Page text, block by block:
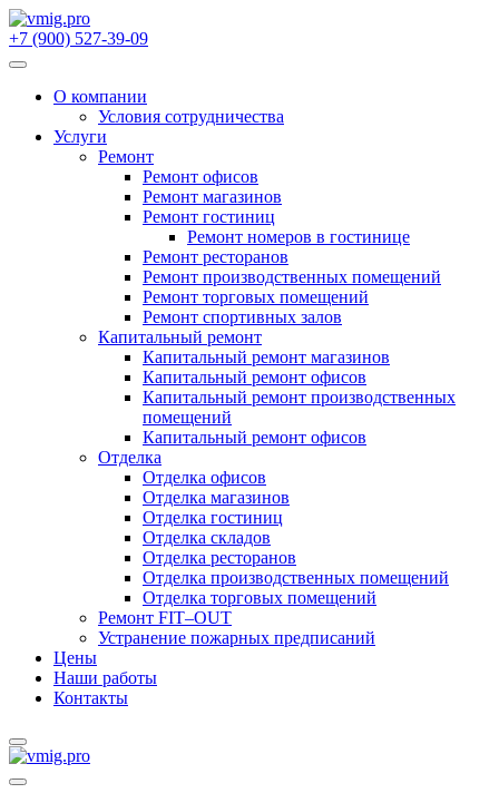
Перейти
к
содержимому
+7 (900) 527-39-09
О компании
Условия сотрудничества
Услуги
Ремонт
Ремонт офисов
Ремонт магазинов
Ремонт гостиниц
Ремонт номеров в гостинице
Ремонт ресторанов
Ремонт производственных помещений
Ремонт торговых помещений
Ремонт спортивных залов
Капитальный ремонт
Капитальный ремонт магазинов
Капитальный ремонт офисов
Капитальный ремонт производственных
помещений
Капитальный ремонт офисов
Отделка
Отделка офисов
Отделка магазинов
Отделка гостиниц
Отделка складов
Отделка ресторанов
Отделка производственных помещений
Отделка торговых помещений
Ремонт FIT–OUT
Устранение пожарных предписаний
Цены
Наши работы
Контакты